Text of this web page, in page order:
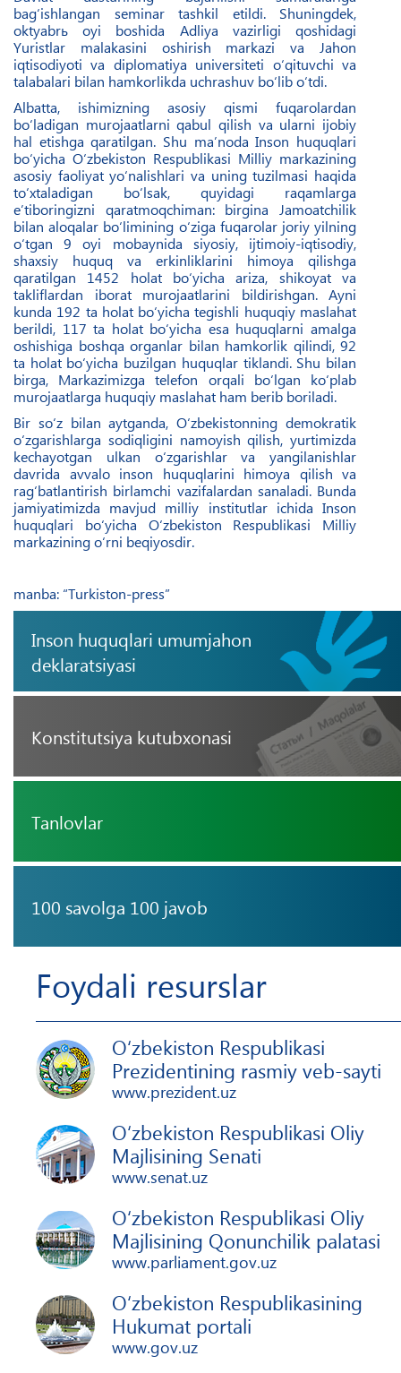
bag‘ishlangan seminar tashkil etildi. Shuningdek,
oktyabrь oyi boshida Adliya vazirligi qoshidagi
Yuristlar malakasini oshirish markazi va Jahon
iqtisodiyoti va diplomatiya universiteti o‘qituvchi va
talabalari bilan hamkorlikda uchrashuv bo‘lib o‘tdi.
Albatta, ishimizning asosiy qismi fuqarolardan
bo‘ladigan murojaatlarni qabul qilish va ularni ijobiy
hal etishga qaratilgan. Shu ma’noda Inson huquqlari
bo‘yicha O‘zbekiston Respublikasi Milliy markazining
asosiy faoliyat yo‘nalishlari va uning tuzilmasi haqida
to‘xtaladigan bo‘lsak, quyidagi raqamlarga
e’tiboringizni qaratmoqchiman: birgina Jamoatchilik
bilan aloqalar bo‘limining o‘ziga fuqarolar joriy yilning
o‘tgan 9 oyi mobaynida siyosiy, ijtimoiy-iqtisodiy,
shaxsiy huquq va erkinliklarini himoya qilishga
qaratilgan 1452 holat bo‘yicha ariza, shikoyat va
takliflardan iborat murojaatlarini bildirishgan. Ayni
kunda 192 ta holat bo‘yicha tegishli huquqiy maslahat
berildi, 117 ta holat bo‘yicha esa huquqlarni amalga
oshishiga boshqa organlar bilan hamkorlik qilindi, 92
ta holat bo‘yicha buzilgan huquqlar tiklandi. Shu bilan
birga, Markazimizga telefon orqali bo‘lgan ko‘plab
murojaatlarga huquqiy maslahat ham berib boriladi.
Bir so‘z bilan aytganda, O‘zbekistonning demokratik
o‘zgarishlarga sodiqligini namoyish qilish, yurtimizda
kechayotgan ulkan o‘zgarishlar va yangilanishlar
davrida avvalo inson huquqlarini himoya qilish va
rag‘batlantirish birlamchi vazifalardan sanaladi. Bunda
jamiyatimizda mavjud milliy institutlar ichida Inson
huquqlari bo‘yicha O‘zbekiston Respublikasi Milliy
markazining o‘rni beqiyosdir.
manba: “Turkiston-press”
Inson huquqlari umumjahon
deklaratsiyasi
Konstitutsiya kutubxonasi
Tanlovlar
100 savolga 100 javob
Foydali resurslar
O‘zbekiston Respublikasi
Prezidentining rasmiy veb-sayti
www.prezident.uz
O‘zbekiston Respublikasi Oliy
Majlisining Senati
www.senat.uz
O‘zbekiston Respublikasi Oliy
Majlisining Qonunchilik palatasi
www.parliament.gov.uz
O‘zbekiston Respublikasining
Hukumat portali
www.gov.uz